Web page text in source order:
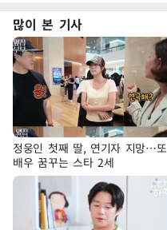
많이 본 기사
정웅인 첫째 딸, 연기자 지망…또
배우 꿈꾸는 스타 2세